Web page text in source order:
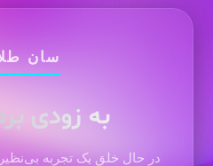
سان
به زودی
در حال خلق یک تجربه